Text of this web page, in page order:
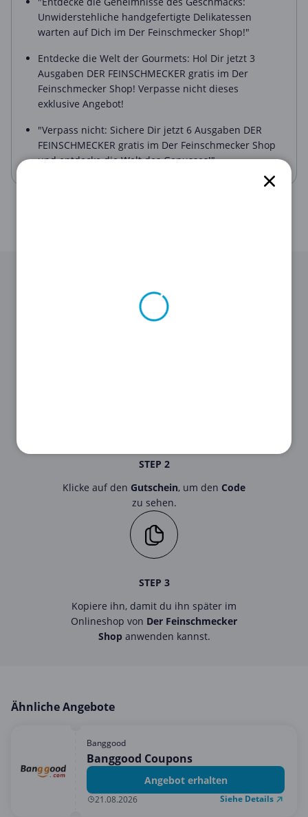
Unwiderstehliche handgefertigte Delikatessen
warten auf Dich im Der Feinschmecker Shop!"
Entdecke die Welt der Gourmets: Hol Dir jetzt 3
Ausgaben DER FEINSCHMECKER gratis im Der
Feinschmecker Shop! Verpasse nicht dieses
exklusive Angebot!
"Verpass nicht: Sichere Dir jetzt 6 Ausgaben DER
FEINSCHMECKER gratis im Der Feinschmecker Shop
und entdecke die Welt des Genusses!"
STEP 2
Klicke auf den Gutschein, um den Code
zu sehen.
STEP 3
Kopiere ihn, damit du ihn später im
Onlineshop von Der Feinschmecker
Shopanwenden kannst.
Ähnliche Angebote
Banggood
Banggood Coupons
Angebot erhalten
21.08.2026 Siehe Details